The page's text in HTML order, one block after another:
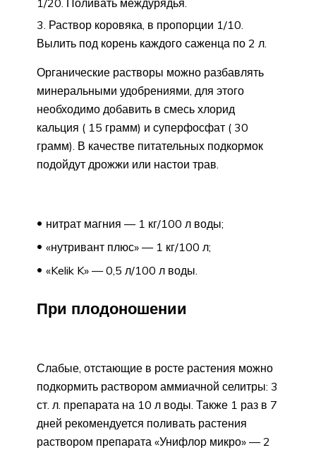
Раствор коровяка, в пропорции 1/10.
Вылить под корень каждого саженца по 2 л.
Органические растворы можно разбавлять
минеральными удобрениями, для этого
необходимо добавить в смесь хлорид
кальция ( 15 грамм) и суперфосфат ( 30
грамм). В качестве питательных подкормок
подойдут дрожжи или настои трав.
нитрат магния — 1 кг/100 л воды;
«нутривант плюс» — 1 кг/100 л;
«Kelik K» — 0,5 л/100 л воды.
При плодоношении
Слабые, отстающие в росте растения можно
подкормить раствором аммиачной селитры: 3
ст. л. препарата на 10 л воды. Также 1 раз в 7
дней рекомендуется поливать растения
раствором препарата «Унифлор микро» — 2